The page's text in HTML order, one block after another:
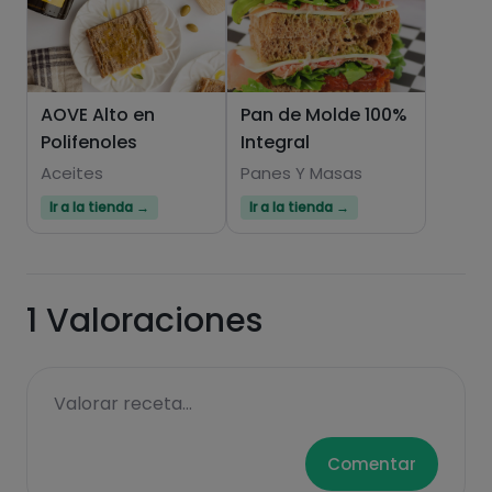
4 Quando il fondo è pronto, posizionarvi sopra il
pezzo rimosso e girarlo.
Glielo lasciamo fare dall'altra parte.
AOVE Alto en
Polifenoles
Aceites
Ir a la tienda →
Pan de Molde 100%
Integral
Panes Y Masas
Ir a la tienda →
1 Valoraciones
Valorar receta...
Comentar